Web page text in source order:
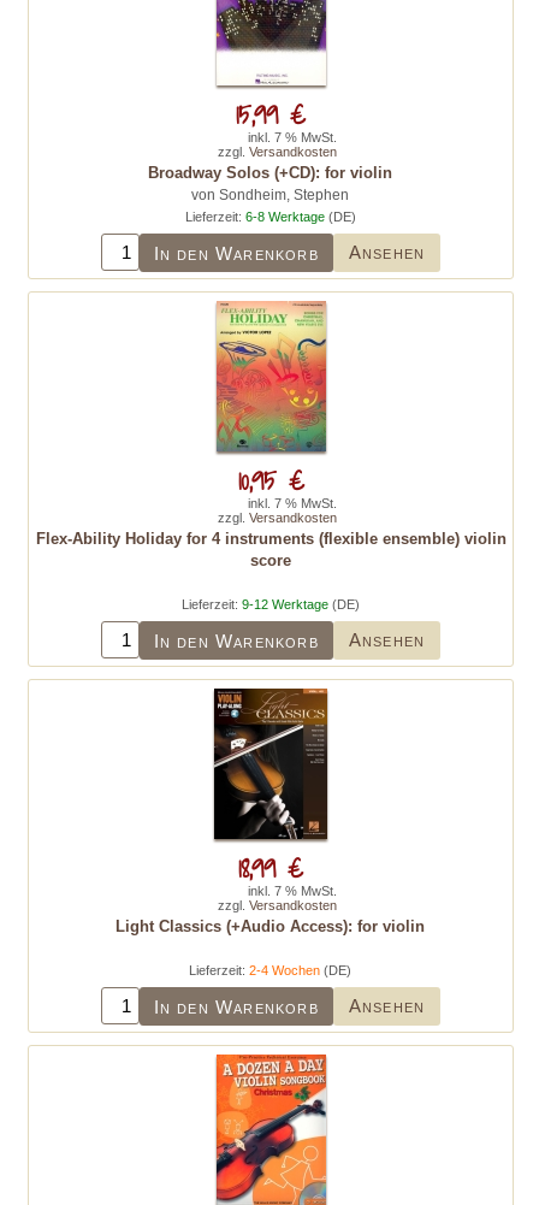
Broadway Solos (+CD): for violin
von Sondheim, Stephen
Lieferzeit: 6-8 Werktage(DE)
In den Warenkorb Ansehen
15,99 €
inkl. 7 % MwSt.
zzgl. Versandkosten
Flex-Ability Holiday for 4 instruments (flexible ensemble) violin
score
Lieferzeit: 9-12 Werktage (DE)
In den Warenkorb Ansehen
10,95 €
inkl. 7 % MwSt.
zzgl. Versandkosten
Light Classics (+Audio Access): for violin
Lieferzeit:2-4 Wochen (DE)
In den Warenkorb Ansehen
18,99 €
inkl. 7 % MwSt.
zzgl. Versandkosten